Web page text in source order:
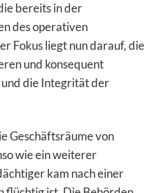
bereits in der
des operativen
Fokus liegt nun darauf, die
und konsequent
die Integrität der
Geschäftsräume von
wie ein weiterer
kam nach einer